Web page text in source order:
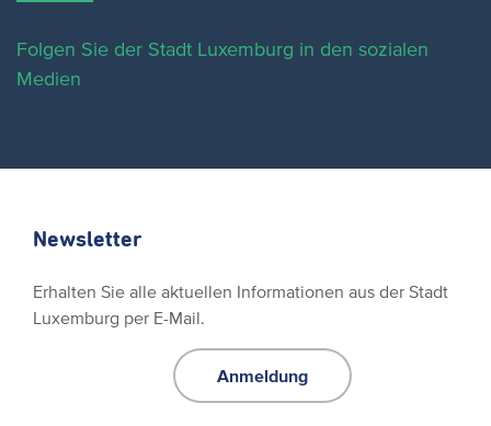
Folgen Sie der Stadt Luxemburg in den sozialen
Medien
Newsletter
Erhalten Sie alle aktuellen Informationen aus der Stadt
Luxemburg per E-Mail.
Anmeldung